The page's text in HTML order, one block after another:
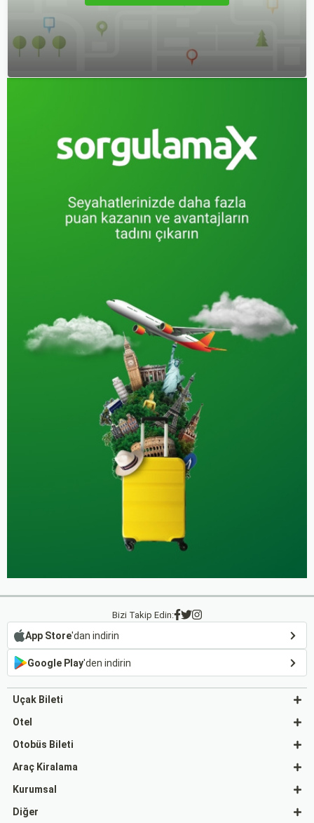
Bizi Takip Edin:
App Store'dan indirin
Google Play'den indirin
Uçak Bileti
Otel
Otobüs Bileti
Araç Kiralama
Kurumsal
Diğer